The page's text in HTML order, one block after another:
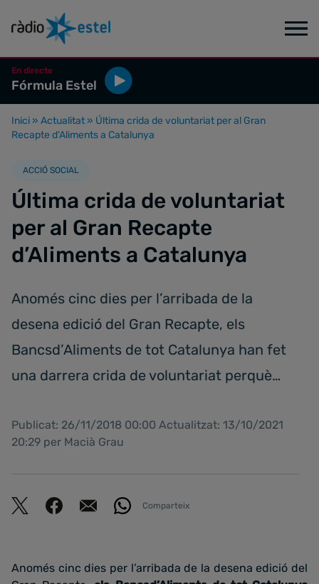
En directe
Fórmula Estel
Inici » Actualitat » Última crida de voluntariat per al Gran
Recapte d’Aliments a Catalunya
ACCIÓ SOCIAL
Última crida de voluntariat
per al Gran Recapte
d’Aliments a Catalunya
Anomés cinc dies per l’arribada de la
desena edició del Gran Recapte, els
Bancsd’Aliments de tot Catalunya han fet
una darrera crida de voluntariat perquè…
Publicat: 26/11/2018 00:00 Actualitzat: 13/10/2021
20:29 per Macià Grau
Comparteix
Anomés cinc dies per l’arribada de la desena edició del